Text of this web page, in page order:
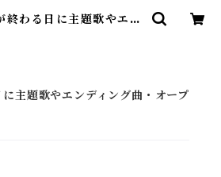
終わる日に主題歌やエン
主題歌やエンディング曲・オープ